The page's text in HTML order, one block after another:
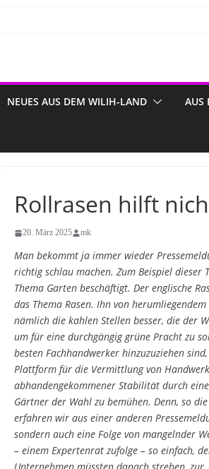
NEUES AUS DEM WILIH-LAND AUS
Rollrasen hilft
20. März 2025 mk
Man bekommt ja immer wieder
richtig schlau machen. Zum Beispiel dieser
Thema Garten beschäftigt. Der englische
das Thema Rasen. Ihn von
nämlich die kahlen Stellen besser, die der
um für eine durchgängig grüne Pracht zu
besten Fachhandwerker hinzuzuziehen
Plattform für die Vermittlung von
abhandengekommener Stabilität durch
Gärtner der Wahl zu bemühen. Denn, so
erfahren wir aus einer anderen
sondern auch eine Folge von mangelnder
– einem Expertenrat zufolge – so einfach,